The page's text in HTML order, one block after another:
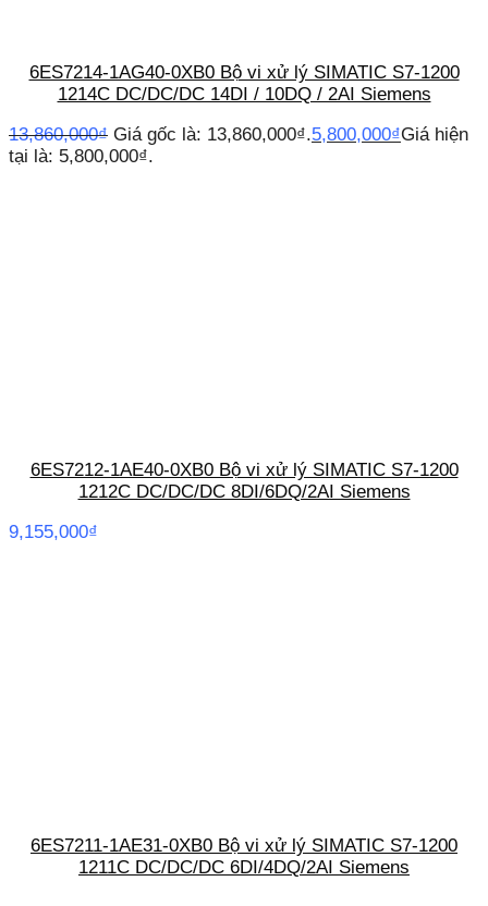
6ES7214-1AG40-0XB0 Bộ vi xử lý SIMATIC S7-1200
1214C DC/DC/DC 14DI / 10DQ / 2AI Siemens
13,860,000₫ Giá gốc là: 13,860,000₫.5,800,000₫Giá hiện
tại là: 5,800,000₫.
6ES7212-1AE40-0XB0 Bộ vi xử lý SIMATIC S7-1200
1212C DC/DC/DC 8DI/6DQ/2AI Siemens
9,155,000₫
6ES7211-1AE31-0XB0 Bộ vi xử lý SIMATIC S7-1200
1211C DC/DC/DC 6DI/4DQ/2AI Siemens